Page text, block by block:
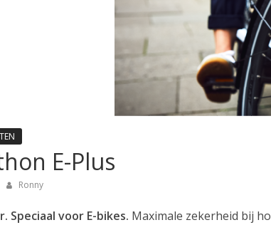
E-Plus
Ronny
Speciaal voor E-bikes. Maximale zekerheid bij